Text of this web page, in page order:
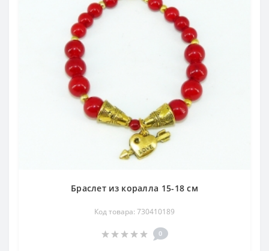
Браслет из коралла 15-18 см
Код товара: 730410189
0